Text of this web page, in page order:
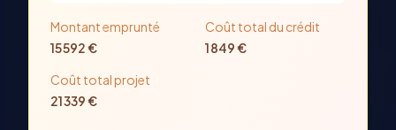
Montant emprunté
15 592€
Coût total du crédit
1 849€
Coût total projet
21 339€